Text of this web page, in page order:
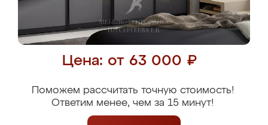
Цена: от 63 000 ₽
Поможем рассчитать точную стоимость!
Ответим менее, чем за 15 минут!